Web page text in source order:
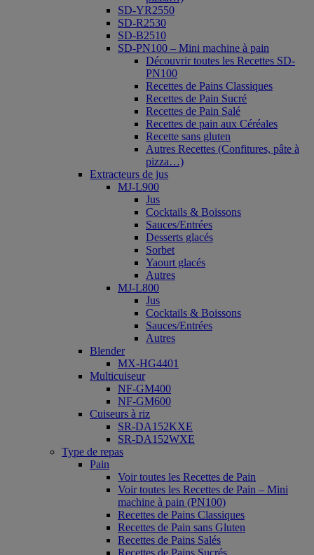
SD-YR2550
SD-R2530
SD-B2510
SD-PN100 – Mini machine à pain
Découvrir toutes les Recettes SD-
PN100
Recettes de Pains Classiques
Recettes de Pain Sucré
Recettes de Pain Salé
Recettes de pain aux Céréales
Recette sans gluten
Autres Recettes (Confitures, pâte à
pizza…)
Extracteurs de jus
MJ-L900
Jus
Cocktails & Boissons
Sauces/Entrées
Desserts glacés
Sorbet
Yaourt glacés
Autres
MJ-L800
Jus
Cocktails & Boissons
Sauces/Entrées
Autres
Blender
MX-HG4401
Multicuiseur
NF-GM400
NF-GM600
Cuiseurs à riz
SR-DA152KXE
SR-DA152WXE
Type de repas
Pain
Voir toutes les Recettes de Pain
Voir toutes les Recettes de Pain – Mini
machine à pain (PN100)
Recettes de Pains Classiques
Recettes de Pain sans Gluten
Recettes de Pains Salés
Recettes de Pains Sucrés